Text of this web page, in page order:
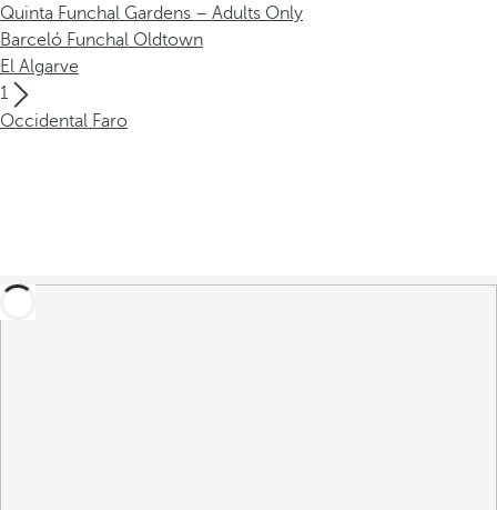
Quinta Funchal Gardens – Adults Only
Barceló Funchal Oldtown
El Algarve
1
Occidental Faro